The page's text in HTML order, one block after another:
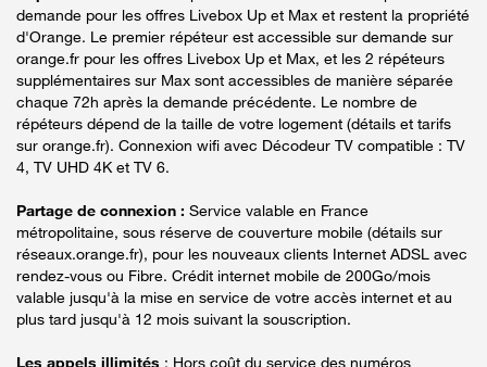
demande pour les offres Livebox Up et Max et restent la propriété
d'Orange. Le premier répéteur est accessible sur demande sur
orange.fr pour les offres Livebox Up et Max, et les 2 répéteurs
supplémentaires sur Max sont accessibles de manière séparée
chaque 72h après la demande précédente. Le nombre de
répéteurs dépend de la taille de votre logement (détails et tarifs
sur orange.fr). Connexion wifi avec Décodeur TV compatible : TV
4, TV UHD 4K et TV 6.
Partage de connexion : Service valable en France
métropolitaine, sous réserve de couverture mobile (détails sur
réseaux.orange.fr), pour les nouveaux clients Internet ADSL avec
rendez-vous ou Fibre. Crédit internet mobile de 200Go/mois
valable jusqu'à la mise en service de votre accès internet et au
plus tard jusqu'à 12 mois suivant la souscription.
Les appels illimités : Hors coût du service des numéros